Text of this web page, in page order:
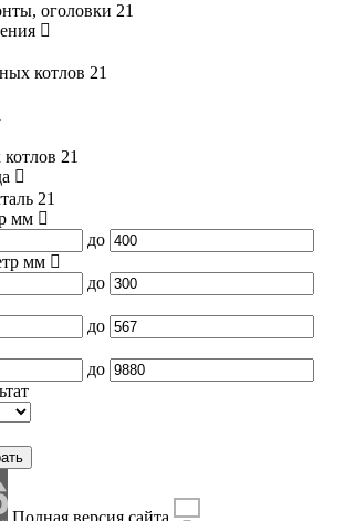
оголовки 21
котлов 21
21
21
мм
до
мм
до
до
до